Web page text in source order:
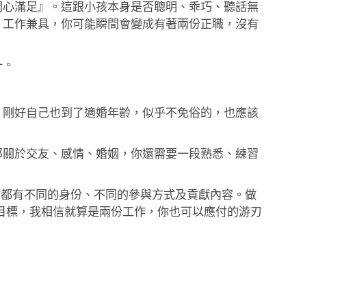
滿足』。這跟小孩本身是否聰明、乖巧、聽話無
作兼具，你可能瞬間會變成有著兩份正職，沒有
好自己也到了適婚年齡，似乎不免俗的，也應該
於交友、感情、婚姻，你還需要一段熟悉、練習
有不同的身份、不同的參與方式及貢獻內容。做
，我相信就算是兩份工作，你也可以應付的游刃